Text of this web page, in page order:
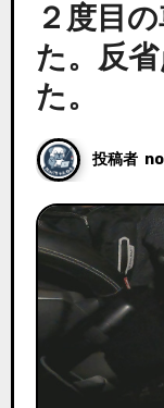
２度目
た。反
た。
投稿者